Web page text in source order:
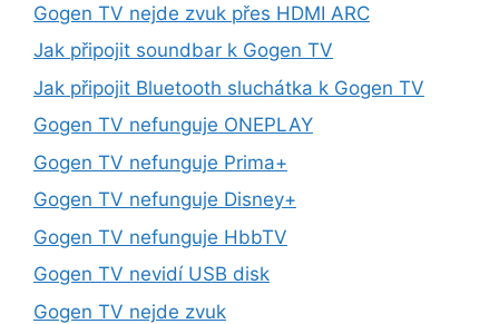
Gogen TV nejde zvuk přes HDMI ARC
Jak připojit soundbar k Gogen TV
Jak připojit Bluetooth sluchátka k Gogen TV
Gogen TV nefunguje ONEPLAY
Gogen TV nefunguje Prima+
Gogen TV nefunguje Disney+
Gogen TV nefunguje HbbTV
Gogen TV nevidí USB disk
Gogen TV nejde zvuk